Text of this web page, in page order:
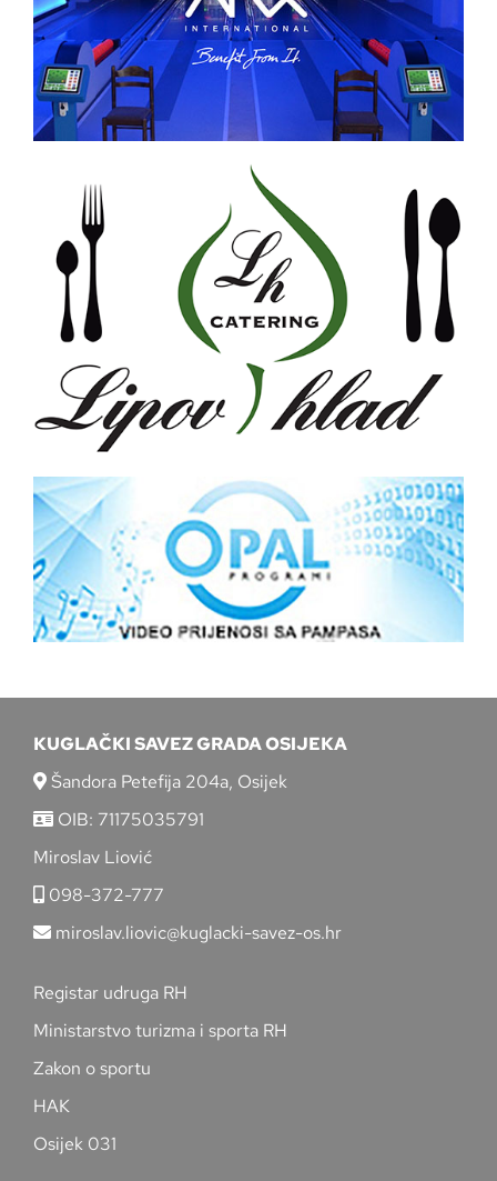
KUGLAČKI SAVEZ GRADA OSIJEKA
Šandora Petefija 204a, Osijek
OIB: 71175035791
Miroslav Liović
098-372-777
miroslav.liovic@kuglacki-savez-os.hr
Registar udruga RH
Ministarstvo turizma i sporta RH
Zakon o sportu
HAK
Osijek 031